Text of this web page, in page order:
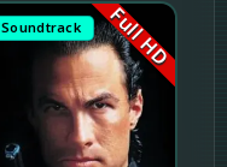
Soundtrack Full HD